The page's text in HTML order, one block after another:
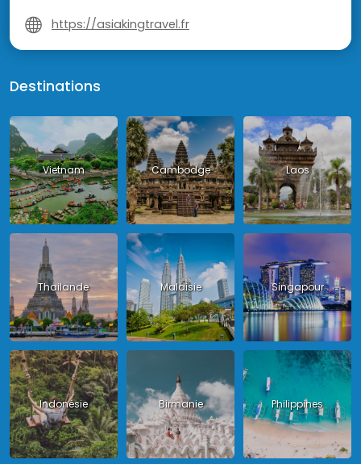
https://asiakingtravel.fr
Destinations
Vietnam Cambodge Laos
Thailande Malaisie Singapour
Indonésie Birmanie Philippines